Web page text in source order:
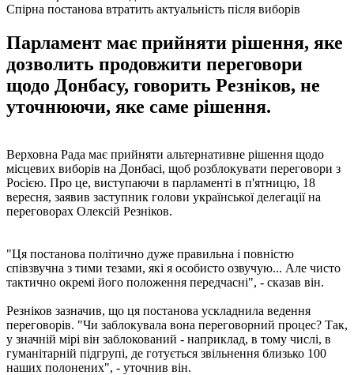
Спірна постанова втратить актуальність після виборів
Парламент має прийняти рішення, яке
дозволить продовжити переговори
щодо Донбасу, говорить Резніков, не
уточнюючи, яке саме рішення.
Верховна Рада має прийняти альтернативне рішення щодо
місцевих виборів на Донбасі, щоб розблокувати переговори з
Росією. Про це, виступаючи в парламенті в п'ятницю, 18
вересня, заявив заступник голови української делегації на
переговорах Олексій Резніков.
"Ця постанова політично дуже правильна і повністю
співзвучна з тими тезами, які я особисто озвучую... Але чисто
тактично окремі його положення передчасні", - сказав він.
Резніков зазначив, що ця постанова ускладнила ведення
переговорів. "Чи заблокувала вона переговорний процес? Так,
у значній мірі він заблокований - наприклад, в тому числі, в
гуманітарній підгрупі, де готується звільнення близько 100
наших полонених", - уточнив він.